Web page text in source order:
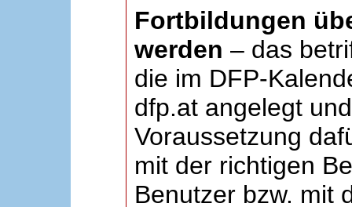
Fortbildungen
werden – das
die im DFP-
dfp.at angelegt
Voraussetzung
mit der richtigen
Benutzer bzw. mit